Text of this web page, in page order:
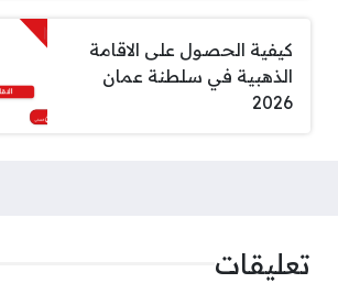
كيفية الحصول على الاقامة
الذهبية في سلطنة عمان
2026
تعليقات